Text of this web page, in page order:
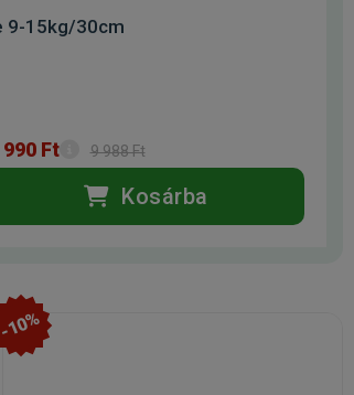
9-15kg/30cm
990 Ft 9 988 Ft
Kosárba
-10%